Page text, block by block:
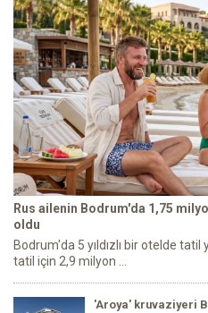
Rus ailenin Bodrum'da 1,75
oldu
Bodrum'da 5 yıldızlı bir otelde
tatil için 2,9 milyon ...
'Aroya' kruvaziyeri